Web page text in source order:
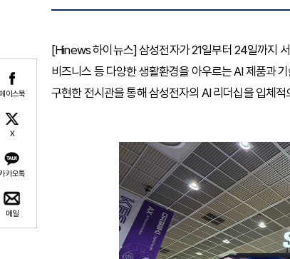
이스북
X
카오톡
메일
[Hinews 하이뉴스] 삼성전자가 21일부터 24일까지
비즈니스 등 다양한 생활환경을 아우르는 AI 제품과
구현한 전시관을 통해 삼성전자의 AI 리더십을 입체적